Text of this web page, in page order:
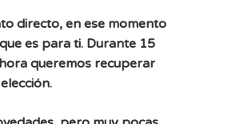
directo, en ese momento
es para ti. Durante 15
queremos recuperar